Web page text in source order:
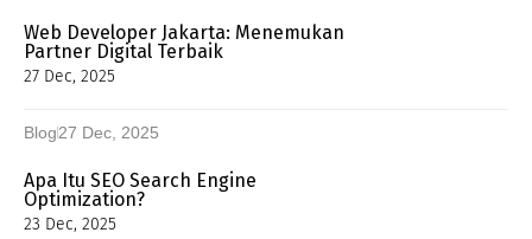
Web Developer Jakarta: Menemukan
Partner Digital Terbaik
27 Dec, 2025
Blog27 Dec, 2025
Apa Itu SEO Search Engine
Optimization?
23 Dec, 2025